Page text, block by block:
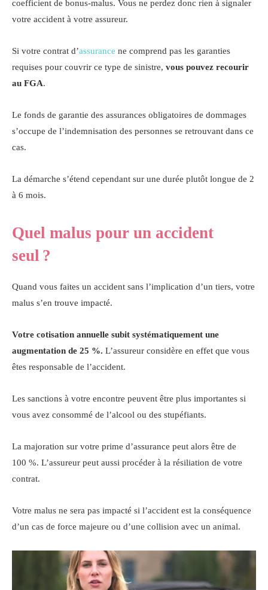
coefficient de bonus-malus. Vous ne perdez donc rien à signaler
votre accident à votre assureur.
Si votre contrat d’assurance ne comprend pas les garanties
requises pour couvrir ce type de sinistre, vous pouvez recourir
au FGA.
Le fonds de garantie des assurances obligatoires de dommages
s’occupe de l’indemnisation des personnes se retrouvant dans ce
cas.
La démarche s’étend cependant sur une durée plutôt longue de 2
à 6 mois.
Quel malus pour un accident
seul ?
Quand vous faites un accident sans l’implication d’un tiers, votre
malus s’en trouve impacté.
Votre cotisation annuelle subit systématiquement une
augmentation de 25 %. L’assureur considère en effet que vous
êtes responsable de l’accident.
Les sanctions à votre encontre peuvent être plus importantes si
vous avez consommé de l’alcool ou des stupéfiants.
La majoration sur votre prime d’assurance peut alors être de
100 %. L’assureur peut aussi procéder à la résiliation de votre
contrat.
Votre malus ne sera pas impacté si l’accident est la conséquence
d’un cas de force majeure ou d’une collision avec un animal.